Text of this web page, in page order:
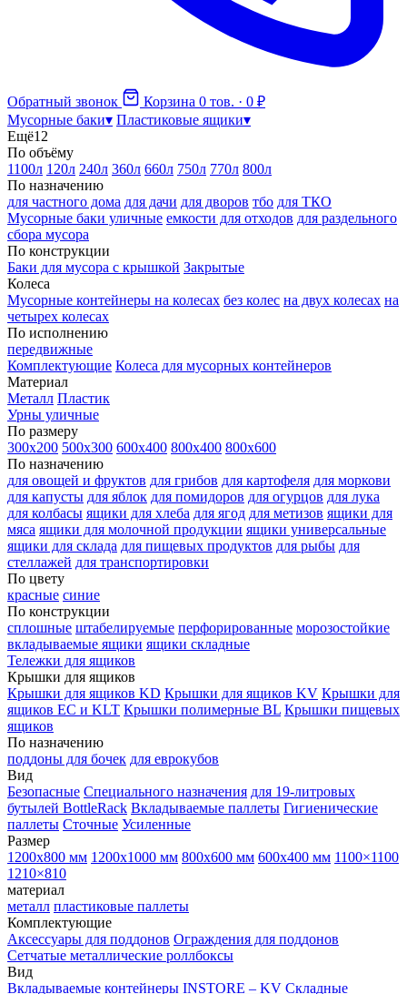
Обратный звонок Корзина 0 тов. · 0 ₽
Мусорные баки▾ Пластиковые ящики▾
Ещё12
По объёму
1100л 120л 240л 360л 660л 750л 770л 800л
По назначению
для частного дома для дачи для дворов тбо для ТКО
Мусорные баки уличные емкости для отходов для раздельного
сбора мусора
По конструкции
Баки для мусора с крышкой Закрытые
Колеса
Мусорные контейнеры на колесах без колес на двух колесах на
четырех колесах
По исполнению
передвижные
Комплектующие Колеса для мусорных контейнеров
Материал
Металл Пластик
Урны уличные
По размеру
300х200 500х300 600х400 800х400 800х600
По назначению
для овощей и фруктов для грибов для картофеля для моркови
для капусты для яблок для помидоров для огурцов для лука
для колбасы ящики для хлеба для ягод для метизов ящики для
мяса ящики для молочной продукции ящики универсальные
ящики для склада для пищевых продуктов для рыбы для
стеллажей для транспортировки
По цвету
красные синие
По конструкции
сплошные штабелируемые перфорированные морозостойкие
вкладываемые ящики ящики складные
Тележки для ящиков
Крышки для ящиков
Крышки для ящиков KD Крышки для ящиков KV Крышки для
ящиков EC и KLT Крышки полимерные BL Крышки пищевых
ящиков
По назначению
поддоны для бочек для еврокубов
Вид
Безопасные Специального назначения для 19-литровых
бутылей BottleRack Вкладываемые паллеты Гигиенические
паллеты Сточные Усиленные
Размер
1200х800 мм 1200х1000 мм 800х600 мм 600х400 мм 1100×1100
1210×810
материал
металл пластиковые паллеты
Комплектующие
Аксессуары для поддонов Ограждения для поддонов
Сетчатые металлические роллбоксы
Вид
Вкладываемые контейнеры INSTORE – KV Складные